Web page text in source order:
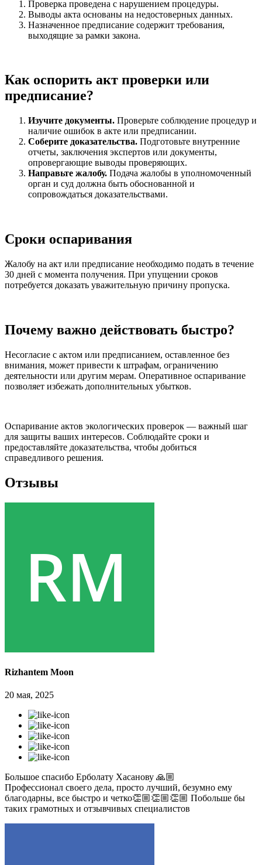
Проверка проведена с нарушением процедуры.
Выводы акта основаны на недостоверных данных.
Назначенное предписание содержит требования,
выходящие за рамки закона.
Как оспорить акт проверки или
предписание?
Изучите документы. Проверьте соблюдение процедур и
наличие ошибок в акте или предписании.
Соберите доказательства. Подготовьте внутренние
отчеты, заключения экспертов или документы,
опровергающие выводы проверяющих.
Направьте жалобу. Подача жалобы в уполномоченный
орган и суд должна быть обоснованной и
сопровождаться доказательствами.
Сроки оспаривания
Жалобу на акт или предписание необходимо подать в течение
30 дней с момента получения. При упущении сроков
потребуется доказать уважительную причину пропуска.
Почему важно действовать быстро?
Несогласие с актом или предписанием, оставленное без
внимания, может привести к штрафам, ограничению
деятельности или другим мерам. Оперативное оспаривание
позволяет избежать дополнительных убытков.
Оспаривание актов экологических проверок — важный шаг
для защиты ваших интересов. Соблюдайте сроки и
предоставляйте доказательства, чтобы добиться
справедливого решения.
Отзывы
Rizhantem Moon
20 мая, 2025
Большое спасибо Ерболату Хасанову 🙏🏼
Профессионал своего дела, просто лучший, безумно ему
благодарны, все быстро и четко👏🏼👏🏼👏🏼 Побольше бы
таких грамотных и отзывчивых специалистов